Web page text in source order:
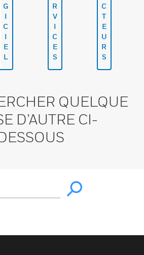
G
I
C
I
E
L
R
V
I
C
E
S
C
T
E
U
R
S
QUELQUE
D’AUTRE CI-